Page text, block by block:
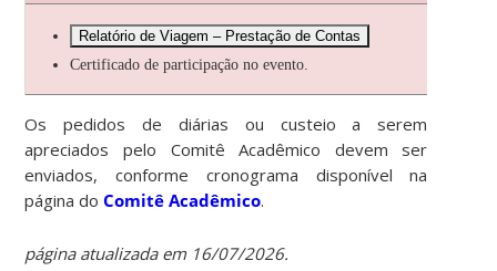
Relatório de Viagem – Prestação de Contas
Certificado de participação no evento.
Os pedidos de diárias ou custeio a serem
apreciados pelo Comitê Acadêmico devem ser
enviados, conforme cronograma disponível na
página doComitê Acadêmico.
página atualizada em 16/07/2026.